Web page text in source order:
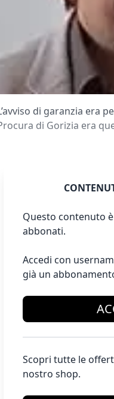
di garanzia era
di Gorizia era
Questo contenuto
abbonati.
Accedi con
già un
Scopri tutte le
nostro shop.